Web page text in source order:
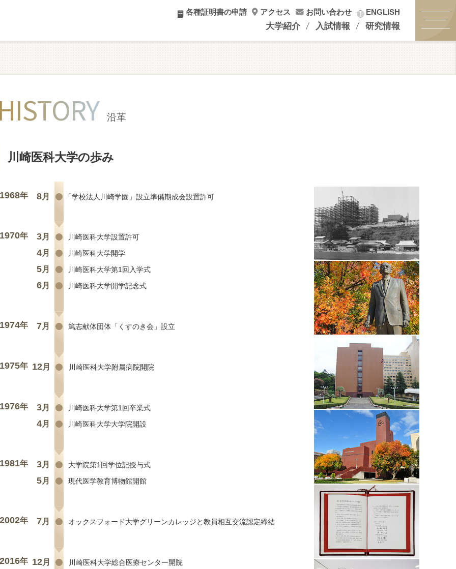
各種証明書の申請 アクセス お問い合わせ ENGLISH
大学紹介 入試情報 研究情報
HISTORY 沿革
川崎医科大学の歩み
1968年 8月 「学校法人川崎学園」設立準備期成会設置許可
1970年 3月 川崎医科大学設置許可
4月 川崎医科大学開学
5月 川崎医科大学第1回入学式
6月 川崎医科大学開学記念式
1974年 7月 篤志献体団体「くすのき会」設立
1975年 12月 川崎医科大学附属病院開院
1976年 3月 川崎医科大学第1回卒業式
4月 川崎医科大学大学院開設
1981年 3月 大学院第1回学位記授与式
5月 現代医学教育博物館開館
2002年 7月 オックスフォード大学グリーンカレッジと教員相互交流認定締結
2016年 12月 川崎医科大学総合医療センター開院